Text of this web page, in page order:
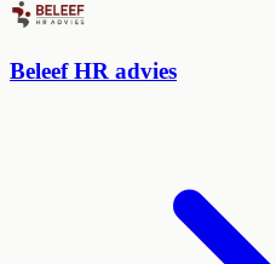
Beleef HR advies